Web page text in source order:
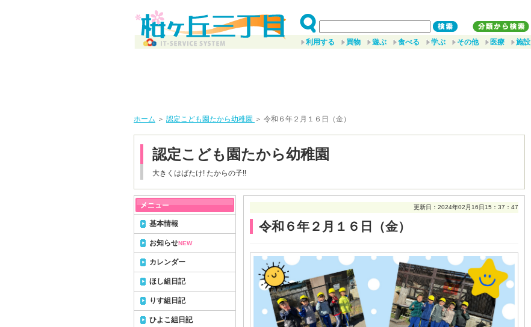
利用する 買物 遊ぶ 食べる 学ぶ その他 医療 施設
ホーム ＞ 認定こども園たから幼稚園 ＞ 令和６年２月１６日（金）
認定こども園たから幼稚園
大きくはばたけ! たからの子!!
更新日：2024年02月16日15：37：47
令和６年２月１６日（金）
基本情報
お知らせNEW
カレンダー
ほし組日記
りす組日記
ひよこ組日記